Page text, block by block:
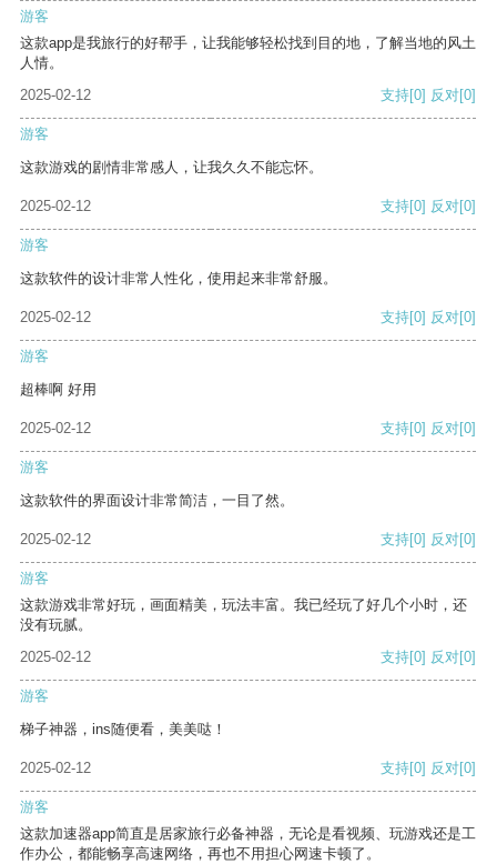
游客
这款app是我旅行的好帮手，让我能够轻松找到目的地，了解当地的风土
人情。
2025-02-12
支持[0] 反对[0]
游客
这款游戏的剧情非常感人，让我久久不能忘怀。
2025-02-12 支持[0] 反对[0]
游客
这款软件的设计非常人性化，使用起来非常舒服。
2025-02-12 支持[0] 反对[0]
游客
超棒啊 好用
2025-02-12 支持[0] 反对[0]
游客
这款软件的界面设计非常简洁，一目了然。
2025-02-12 支持[0] 反对[0]
游客
这款游戏非常好玩，画面精美，玩法丰富。我已经玩了好几个小时，还
没有玩腻。
2025-02-12
支持[0] 反对[0]
游客
梯子神器，ins随便看，美美哒！
2025-02-12 支持[0] 反对[0]
游客
这款加速器app简直是居家旅行必备神器，无论是看视频、玩游戏还是工
作办公，都能畅享高速网络，再也不用担心网速卡顿了。